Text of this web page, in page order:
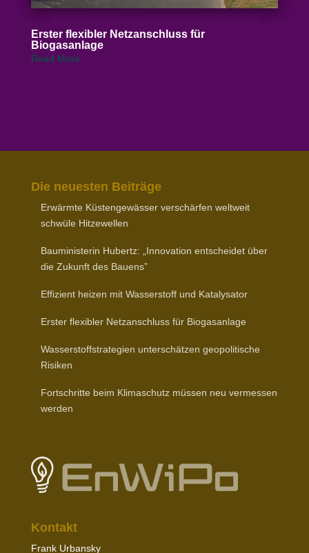
Erster flexibler Netz­an­schluss für
Biogasanlage
Read More
Die neuesten Beiträge
Erwärmte Küsten­ge­wässer verschärfen weltweit
schwüle Hitzewellen
Baumi­nis­terin Hubertz: „Inno­vation entscheidet über
die Zukunft des Bauens”
Effizient heizen mit Wasser­stoff und Katalysator
Erster flexibler Netz­an­schluss für Biogasanlage
Wasser­stoff­stra­tegien unter­schätzen geopo­li­tische
Risiken
Fort­schritte beim Klima­schutz müssen neu vermessen
werden
Kontakt
Frank Urbansky